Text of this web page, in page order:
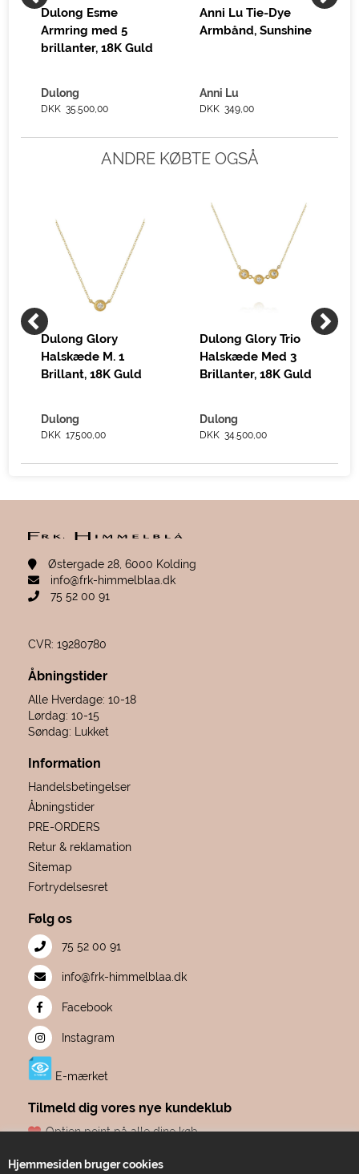
Hjemmesiden bruger cookies
Dulong Esme
Armring med 5
brillanter, 18K Guld
Dulong
DKK 35.500,00
Anni Lu Tie-Dye
Armbånd, Sunshine
Anni Lu
DKK 349,00
ANDRE KØBTE OGSÅ
Dulong Glory
Halskæde M. 1
Brillant, 18K Guld
Dulong
DKK 17.500,00
Dulong Glory Trio
Halskæde Med 3
Brillanter, 18K Guld
Dulong
DKK 34.500,00
Østergade 28, 6000 Kolding
info@frk-himmelblaa.dk
75 52 00 91
CVR: 19280780
Åbningstider
Alle Hverdage: 10-18
Lørdag: 10-15
Søndag: Lukket
Information
Handelsbetingelser
Åbningstider
PRE-ORDERS
Retur & reklamation
Sitemap
Fortrydelsesret
Følg os
75 52 00 91
info@frk-himmelblaa.dk
Facebook
Instagram
E-mærket
Tilmeld dig vores nye kundeklub
Optjen point på alle dine køb
Dine point udløber aldrig